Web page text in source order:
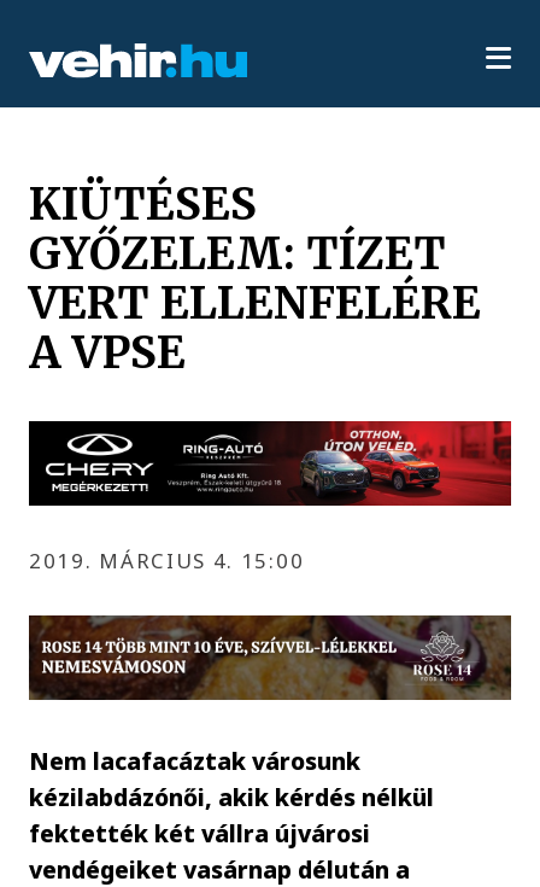
KIÜTÉSES
GYŐZELEM: TÍZET
VERT ELLENFELÉRE
A VPSE
2019. MÁRCIUS 4. 15:00
Nem lacafacáztak városunk
kézilabdázónői, akik kérdés nélkül
fektették két vállra újvárosi
vendégeiket vasárnap délután a